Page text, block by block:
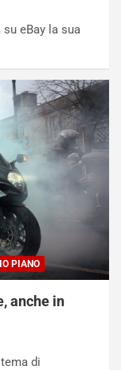
eBay la sua
PIANO
anche in
di